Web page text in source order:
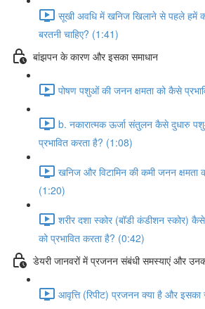
सूखी अवधि में खनिज खिलाने से पहले हमें
बरतनी चाहिए? (1:41)
बांझपन के कारण और इसका समाधान
पोषण पशुओं की जनन क्षमता को कैसे
b. नकारात्मक ऊर्जा संतुलन कैसे दुधारु
प्रभावित करता है? (1:08)
खनिज और विटामिन की कमी जनन क्षमता
(1:20)
शरीर दशा स्कोर (बॉडी कंडीशन स्कोर)
को प्रभावित करता है? (0:42)
डेयरी जानवरों में प्रजनन संबंधी समस्याएं और
आवृत्ति (रिपीट) प्रजनन क्या है और